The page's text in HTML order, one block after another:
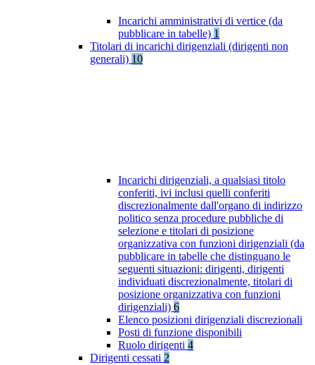
Incarichi amministrativi di vertice (da
pubblicare in tabelle) 1
Titolari di incarichi dirigenziali (dirigenti non
generali) 10
Incarichi dirigenziali, a qualsiasi titolo
conferiti, ivi inclusi quelli conferiti
discrezionalmente dall'organo di indirizzo
politico senza procedure pubbliche di
selezione e titolari di posizione
organizzativa con funzioni dirigenziali (da
pubblicare in tabelle che distinguano le
seguenti situazioni: dirigenti, dirigenti
individuati discrezionalmente, titolari di
posizione organizzativa con funzioni
dirigenziali) 6
Elenco posizioni dirigenziali discrezionali
Posti di funzione disponibili
Ruolo dirigenti 4
Dirigenti cessati 2